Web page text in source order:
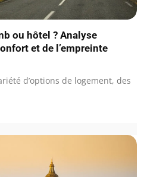
ou hôtel ? Analyse
et de l’empreinte
d’options de logement, des